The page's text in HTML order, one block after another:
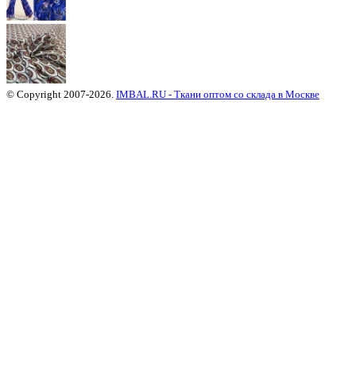
© Copyright 2007-2026. IMBAL.RU - Ткани оптом со склада в Москве